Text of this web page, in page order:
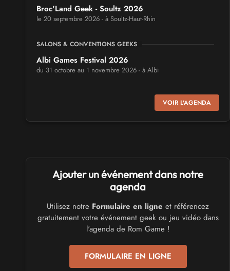
Broc'Land Geek - Soultz 2026
le 20 septembre 2026 - à Soultz-Haut-Rhin
SALONS & CONVENTIONS GEEKS
Albi Games Festival 2026
du 31 octobre au 1 novembre 2026 - à Albi
Virtual Calais - salon du jeu vidéo et des loisirs
numériques 2026
SALONS & CONVENTIONS GEEKS
Trolls et Légendes 2027
du 26 au 28 mars 2027 - à Mons
CULTURE JAPONAISE ET OTAKU
Mang'Azur 2027
les 24 et 25 avril 2027 - à Toulon
SALONS & CONVENTIONS GEEKS
VOIR L'AGENDA
Ajouter un événement dans notre
agenda
Utilisez notre Formulaire en ligne et référencez
gratuitement votre événement geek ou jeu vidéo dans
l'agenda de Rom Game !
FORMULAIRE EN LIGNE